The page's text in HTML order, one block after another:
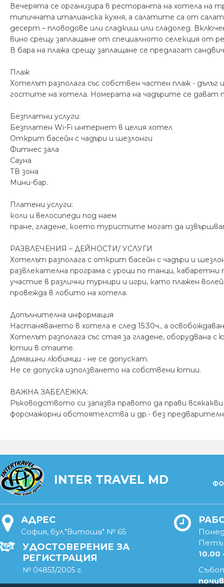
Вечерята се организира в ресторанта на хотела на
типичната италианска кухня, а салатите са от
десерт – пловодове или сладкиш или сладолед.
вино срещу заплащане от специалното селекция от
В бара на плажа срещу заплащане се предлагат
Плаж
Хотелът разполага със собствен частен плаж -
гостите на хотела. Номерата на чадърите се дават
Безплатни услуги:
Безплатен Wi-Fi интернет в целия хотел
Открит басейн с чадъри и шезлонги
Фитнес зала
Сауна
ТВ зона
Мини-бар.
Платени услуги:
коли и велосипеди под наем
пране, гладене, което туристите могат да
РАЗВЛЕЧЕНИЯ – ДЕЙНОСТИ/ УСЛУГИ
Хотелът разполага с открит басейн с чадъри и
развлекателна програма с уроци по танци,
участие в различни турнири и игри, като плажен
провежда в лобито на хотела.
Допълнителна информация
Настаняването в хотела е след 15:30ч., а
Хотелът разполага със стая за гладене, оборудвана
ютии в стаите.
Домашни любимци - не се допускат.
Не се допуска използването на собствени ютии.
ВАЖНА ЗАБЕЛЕЖКА:
Ръководството си запазва правото да прави
форсмажорни обстоятелства и др.- без
INTER TRAVEL MD
АДРЕС
София, бул."Витоша" № 65
УДОСТОВЕРЕНИЕ ЗА
РЕГИСТРАЦИЯ
№ 04853/2005 г.
10.00